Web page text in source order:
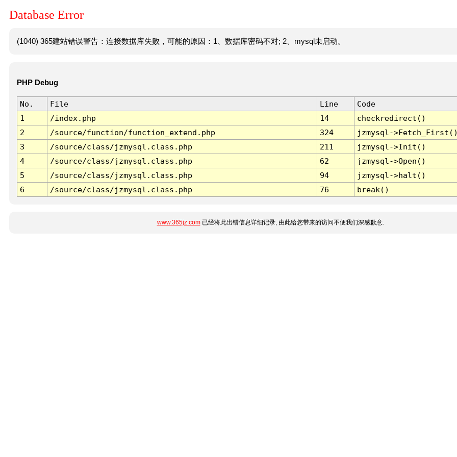
Database Error
(1040) 365建站错误警告：连接数据库失败，可能的原因：1、数据库密码不对; 2、mysql未启动。
PHP Debug
No. File Line
Code
1
/index.php 14
checkredirect()
2
/source/function/function_extend.php 324
jzmysql-
3
/source/class/jzmysql.class.php 211
jzmysql->Init()
4
/source/class/jzmysql.class.php 62
jzmysql->Open()
5
/source/class/jzmysql.class.php 94
jzmysql->halt()
6
/source/class/jzmysql.class.php 76 break()
www.365jz.com已经将此出错信息详细记录, 由此给您带来的访问不便我们深感歉意.